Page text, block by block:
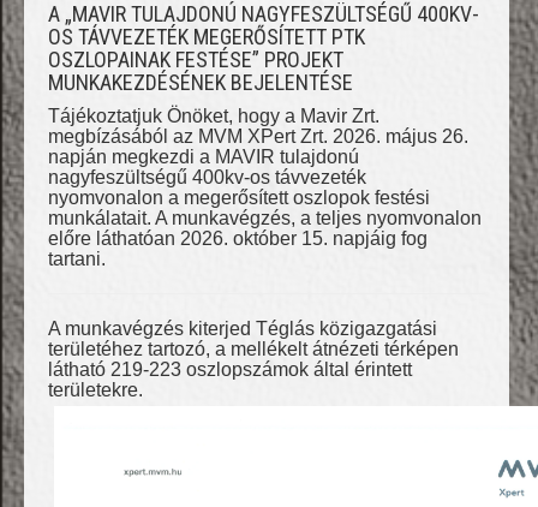
A „MAVIR TULAJDONÚ NAGYFESZÜLTSÉGŰ 400KV-
OS TÁVVEZETÉK MEGERŐSÍTETT PTK
OSZLOPAINAK FESTÉSE” PROJEKT
MUNKAKEZDÉSÉNEK BEJELENTÉSE
Tájékoztatjuk Önöket, hogy a Mavir Zrt.
megbízásából az MVM XPert Zrt. 2026. május 26.
napján megkezdi a MAVIR tulajdonú
nagyfeszültségű 400kv-os távvezeték
nyomvonalon a megerősített oszlopok festési
munkálatait. A munkavégzés, a teljes nyomvonalon
előre láthatóan 2026. október 15. napjáig fog
tartani.
A munkavégzés kiterjed Téglás közigazgatási
területéhez tartozó, a mellékelt átnézeti térképen
látható 219-223 oszlopszámok által érintett
területekre.